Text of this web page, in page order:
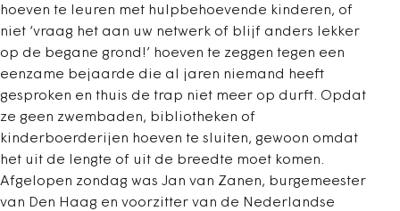
hoeven te leuren met hulpbehoevende kinderen, of
niet ‘vraag het aan uw netwerk of blijf anders lekker
op de begane grond!’ hoeven te zeggen tegen een
eenzame bejaarde die al jaren niemand heeft
gesproken en thuis de trap niet meer op durft. Opdat
ze geen zwembaden, bibliotheken of
kinderboerderijen hoeven te sluiten, gewoon omdat
het uit de lengte of uit de breedte moet komen.
Afgelopen zondag was Jan van Zanen, burgemeester
van Den Haag en voorzitter van de Nederlandse